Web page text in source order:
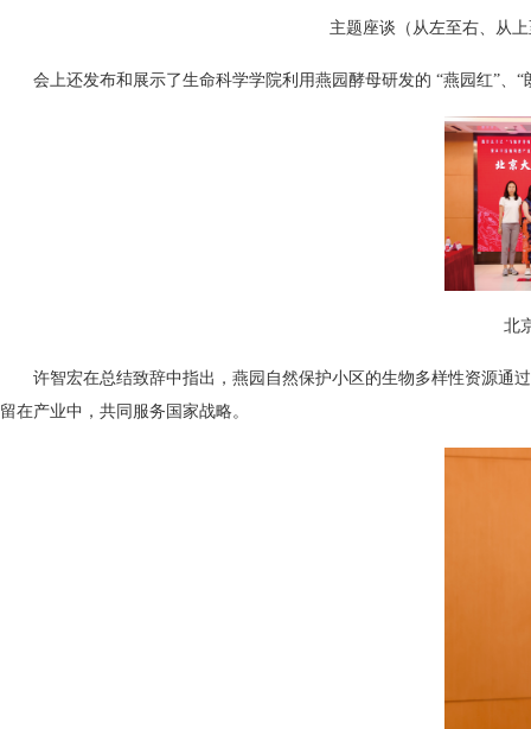
主题座谈（从左至右、从
会上还发布和展示了生命科学学院利用燕园酵母研发的 “燕园红”、
北
许智宏在总结致辞中指出，燕园自然保护小区的生物多样性资源通
留在产业中，共同服务国家战略。